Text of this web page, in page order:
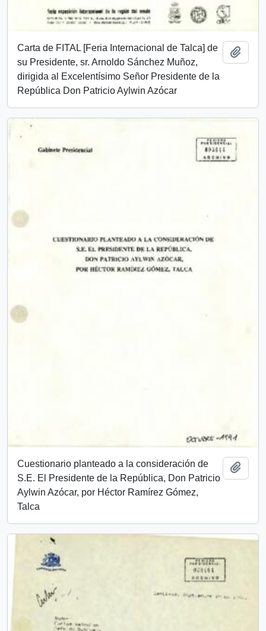
Carta de FITAL [Feria Internacional de Talca] de
su Presidente, sr. Arnoldo Sánchez Muñoz,
dirigida al Excelentísimo Señor Presidente de la
República Don Patricio Aylwin Azócar
Cuestionario planteado a la consideración de
S.E. El Presidente de la República, Don Patricio
Aylwin Azócar, por Héctor Ramírez Gómez,
Talca